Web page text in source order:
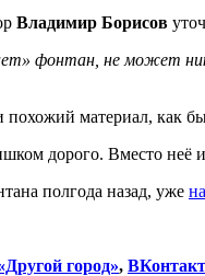
Владимир Борисов
фонтан, не может
похожий материал, как
дорого. Вместо
полгода назад, уже
город»,